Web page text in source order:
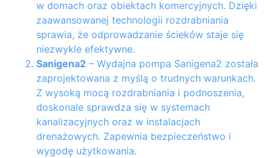
w domach oraz obiektach komercyjnych. Dzięki
zaawansowanej technologii rozdrabniania
sprawia, że odprowadzanie ścieków staje się
niezwykle efektywne.
Sanigena2 – Wydajna pompa Sanigena2 została
zaprojektowana z myślą o trudnych warunkach.
Z wysoką mocą rozdrabniania i podnoszenia,
doskonale sprawdza się w systemach
kanalizacyjnych oraz w instalacjach
drenażowych. Zapewnia bezpieczeństwo i
wygodę użytkowania.